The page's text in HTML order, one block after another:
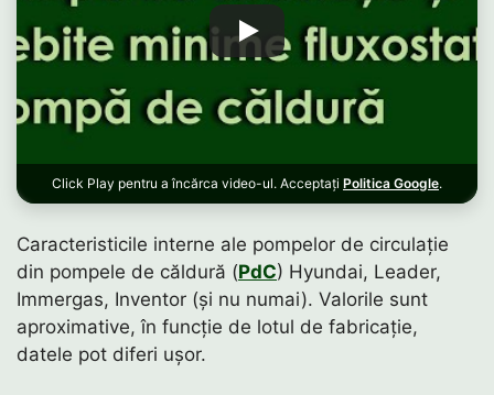
Click Play pentru a încărca video-ul. Acceptați Politica Google.
Caracteristicile interne ale pompelor de circulație
din pompele de căldură (PdC) Hyundai, Leader,
Immergas, Inventor (și nu numai). Valorile sunt
aproximative, în funcție de lotul de fabricație,
datele pot diferi ușor.